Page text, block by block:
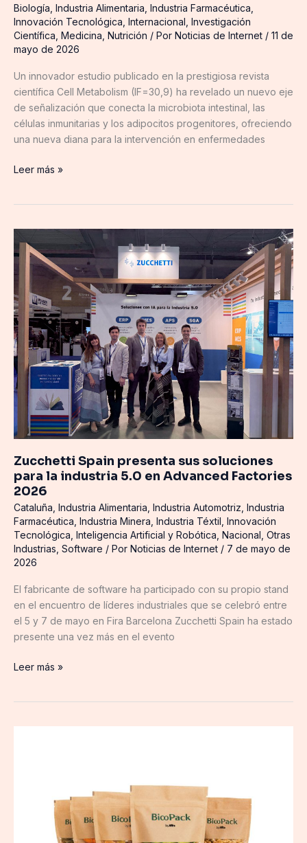
Biología Industria Alimentaria Industria Farmacéutica
Innovación Tecnológica Internacional Investigación
Científica Medicina Nutrición / Por Noticias de Internet / 11 de
mayo de 2026
Un innovador estudio publicado en la prestigiosa revista
científica Cell Metabolism (IF=30,9) ha revelado un nuevo eje
de señalización que conecta la microbiota intestinal, las
células inmunitarias y los adipocitos progenitores, ofreciendo
una nueva diana para la intervención en enfermedades
a
través
del
inmunitario
Leer más »
Zucchetti Spain presenta sus soluciones
para la industria 5.0 en Advanced Factories
2026
Cataluña Industria Alimentaria Industria Automotriz Industria
Farmacéutica Industria Minera Industria Téxtil Innovación
Tecnológica Inteligencia Artificial y Robótica Nacional Otras
Industrias Software / Por Noticias de Internet / 7 de mayo de
2026
El fabricante de software ha participado con su propio stand
en el encuentro de líderes industriales que se celebró entre
el 5 y 7 de mayo en Fira Barcelona Zucchetti Spain ha estado
presente una vez más en el evento
Spain
presenta
soluciones
para
la
industria
5.0
en
Advanced
Factories
2026
Leer más »
liderazgo